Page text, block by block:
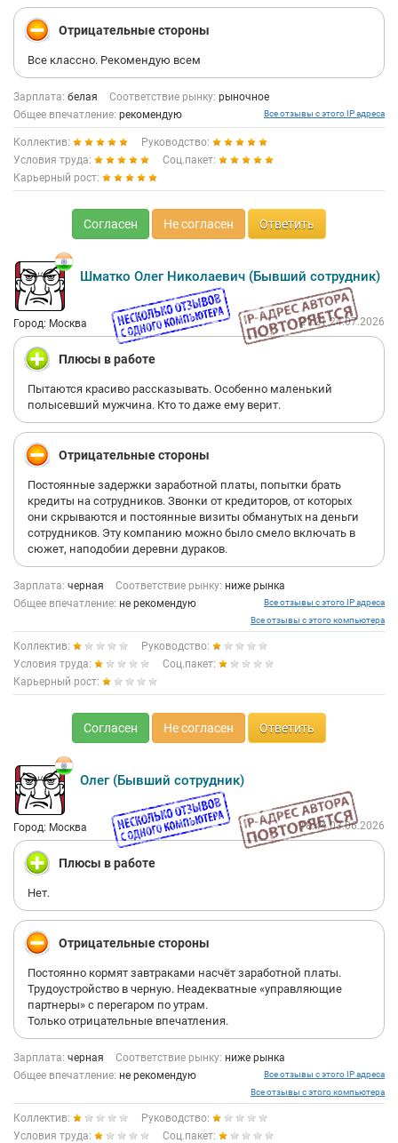
Отрицательные стороны
Все классно. Рекомендую всем
Зарплата: белая Соответствие рынку: рыночное
Общее впечатление: рекомендую Все отзывы с этого IP адреса
Коллектив:
Руководство:
Условия труда:
Соц.пакет:
Карьерный рост:
Согласен Не согласен Ответить
Шматко Олег Николаевич (Бывший сотрудник)
Город: Москва 21:21 24.07.2026
Плюсы в работе
Пытаются красиво рассказывать. Особенно маленький
полысевший мужчина. Кто то даже ему верит.
Отрицательные стороны
Постоянные задержки заработной платы, попытки брать
кредиты на сотрудников. Звонки от кредиторов, от которых
они скрываются и постоянные визиты обманутых на деньги
сотрудников. Эту компанию можно было смело включать в
сюжет, наподобии деревни дураков.
Зарплата: черная Соответствие рынку: ниже рынка
Общее впечатление: не рекомендую
Все отзывы с этого IP адреса
Все отзывы с этого компьютера
Коллектив:
Руководство:
Условия труда:
Соц.пакет:
Карьерный рост:
Согласен Не согласен Ответить
Олег (Бывший сотрудник)
Город: Москва 18:44 03.06.2026
Плюсы в работе
Нет.
Отрицательные стороны
Постоянно кормят завтраками насчёт заработной платы.
Трудоустройство в черную. Неадекватные «управляющие
партнеры» с перегаром по утрам.
Только отрицательные впечатления.
Зарплата: черная Соответствие рынку: ниже рынка
Общее впечатление: не рекомендую
Все отзывы с этого IP адреса
Все отзывы с этого компьютера
Коллектив:
Руководство:
Условия труда:
Соц.пакет: